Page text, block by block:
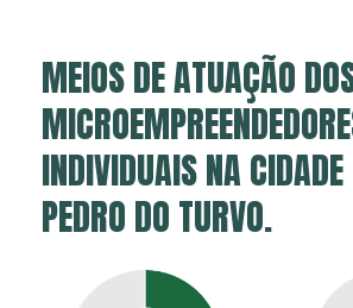
MEIOS DE ATUAÇÃO
INDIVIDUAIS NA CIDADE
PEDRO DO TURVO.